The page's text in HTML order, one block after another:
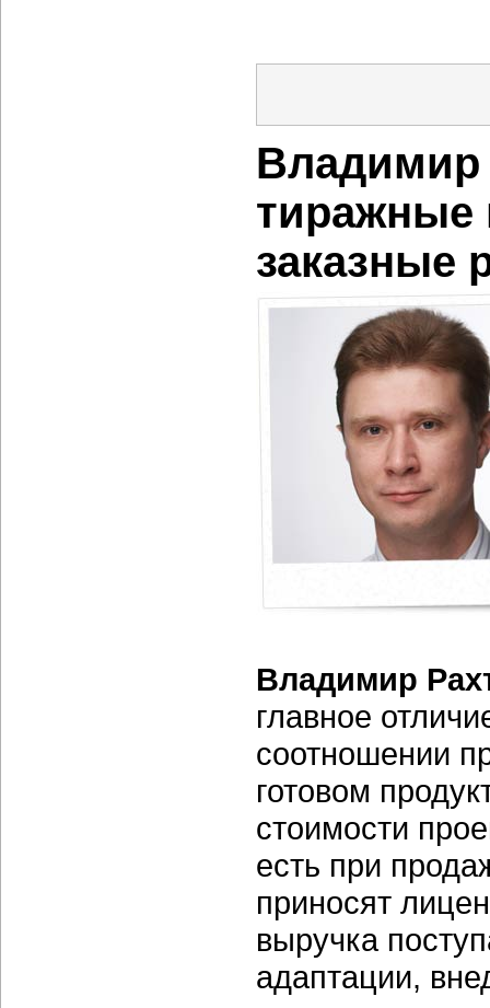
Владимир
тиражные
заказные
Владимир
главное
соотношении
готовом
стоимости
есть при
приносят
выручка
адаптации,